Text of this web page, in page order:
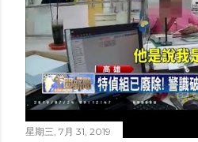
星期三, 7月 31, 2019